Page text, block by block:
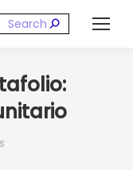
Buscar: